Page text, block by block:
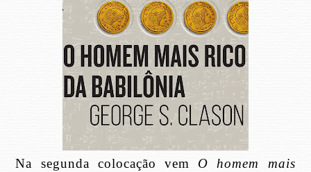
Na segunda colocação vem O homem mais